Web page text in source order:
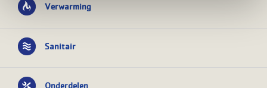
Verwarming
Sanitair
Onderdelen